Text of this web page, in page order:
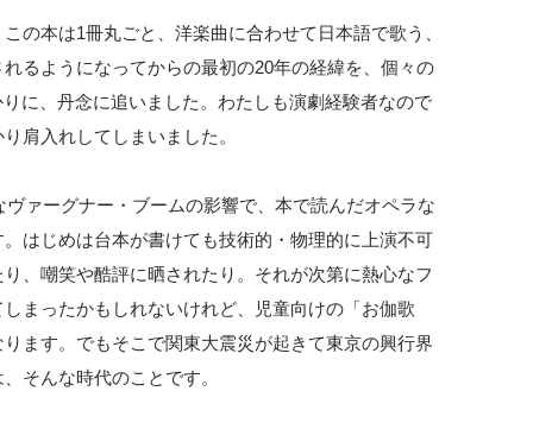
の本は1冊丸ごと、洋楽曲に合わせて日本語で歌う、
るようになってからの最初の20年の経緯を、個々の
に、丹念に追いました。わたしも演劇経験者なので
肩入れしてしまいました。
ァーグナー・ブームの影響で、本で読んだオペラな
はじめは台本が書けても技術的・物理的に上演不可
、嘲笑や酷評に晒されたり。それが次第に熱心なフ
まったかもしれないけれど、児童向けの「お伽歌
ます。でもそこで関東大震災が起きて東京の興行界
そんな時代のことです。